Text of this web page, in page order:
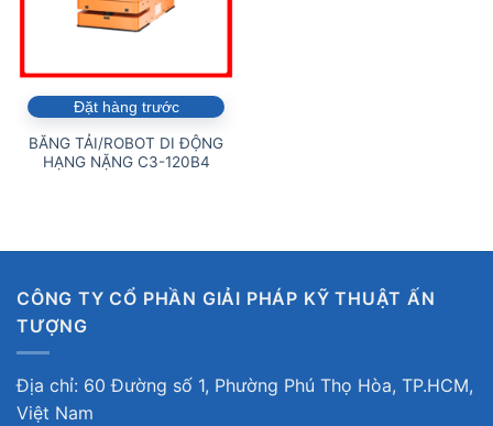
Đặt hàng trước
BĂNG TẢI/ROBOT DI ĐỘNG
HẠNG NẶNG C3-120B4
CÔNG TY CỔ PHẦN GIẢI PHÁP KỸ THUẬT ẤN
TƯỢNG
Địa chỉ: 60 Đường số 1, Phường Phú Thọ Hòa, TP.HCM,
Việt Nam